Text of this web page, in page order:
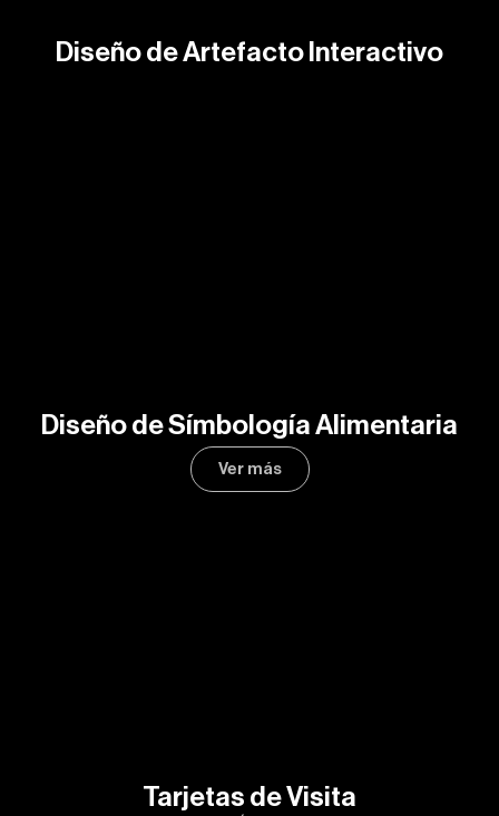
Diseño de Artefacto Interactivo
Diseño de Símbología Alimentaria
Ver más
Tarjetas de Visita